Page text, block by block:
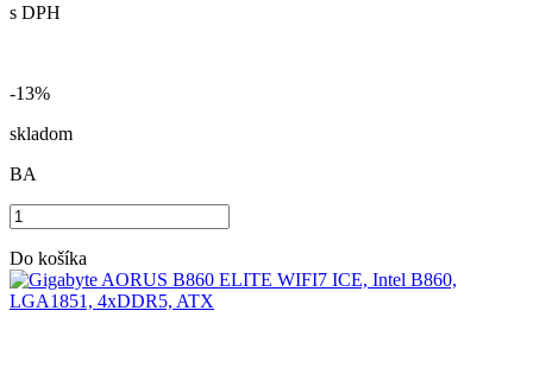
s DPH
-13%
skladom
BA
Do košíka